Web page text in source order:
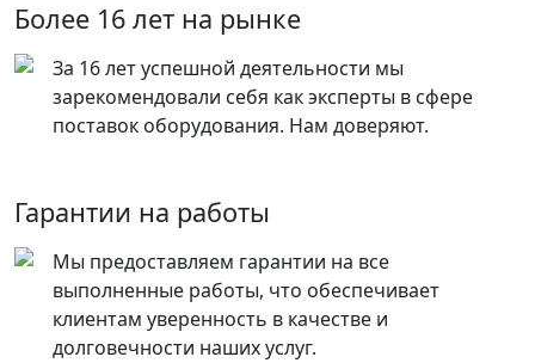
Более 16 лет на рынке
За 16 лет успешной деятельности мы
зарекомендовали себя как эксперты в сфере
поставок оборудования. Нам доверяют.
Гарантии на работы
Мы предоставляем гарантии на все
выполненные работы, что обеспечивает
клиентам уверенность в качестве и
долговечности наших услуг.